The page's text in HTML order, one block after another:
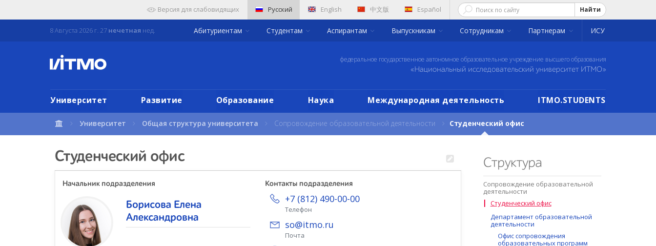
Версия для слабовидящих Русский English 中文版 Español Найти
8 Августа 2026 г. 27 нечетная нед. Абитуриентам Студентам Аспирантам Выпускникам Сотрудникам Партнерам ИСУ
федеральное государственное автономное образовательное учреждение высшего образования
«Национальный исследовательский университет ИТМО»
Университет Развитие Образование Наука Международная деятельность ITMO.STUDENTS
Университет Общая структура университета Сопровождение образовательной деятельности Студенческий офис
Студенческий офис
Начальник подразделения
Борисова Елена
Александровна
Контакты подразделения
+7 (812) 490-00-00
Телефон
so@itmo.ru
Почта
Структура
Сопровождение образовательной
деятельности
Студенческий офис
Департамент образовательной
деятельности
Офис сопровождения
образовательных программ